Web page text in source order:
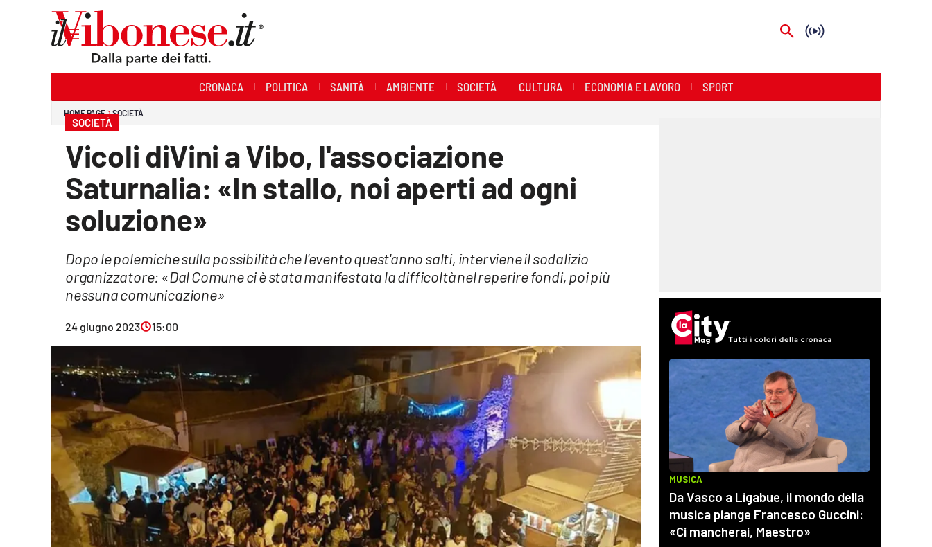
Streaming
CRONACA POLITICA SANITÀ AMBIENTE SOCIETÀ CULTURA ECONOMIA E LAVORO SPORT
HOME PAGE SOCIETÀ
SOCIETÀ
Vicoli diVini a Vibo, l'associazione
Saturnalia: «In stallo, noi aperti ad ogni
soluzione»
Dopo le polemiche sulla possibilità che l'evento quest'anno salti, interviene il sodalizio
organizzatore: «Dal Comune ci è stata manifestata la difficoltà nel reperire fondi, poi più
nessuna comunicazione»
24 giugno 2023 15:00